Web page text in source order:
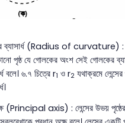
(Radius of curvature) :
পৃষ্ঠ যে গোলকের অংশ সেই গোলকের
বলে। ৬.৭ চিত্রে r1 ও r2 যথাক্রমে
(Principal axis) : লেন্সের উভয় পৃষ্ঠের